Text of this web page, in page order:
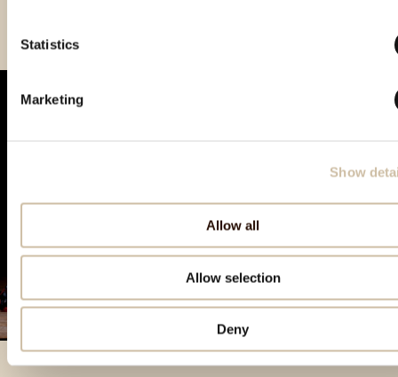
Statistics
Marketing
Show
Allow all
Allow selection
Deny